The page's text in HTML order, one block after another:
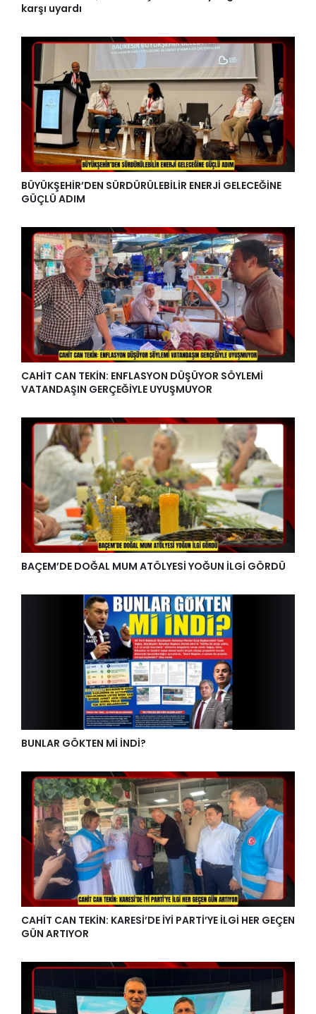
karşı uyardı
BÜYÜKŞEHİR’DEN SÜRDÜRÜLEBİLİR ENERJİ GELECEĞİNE
GÜÇLÜ ADIM
CAHİT CAN TEKİN: ENFLASYON DÜŞÜYOR SÖYLEMİ
VATANDAŞIN GERÇEĞİYLE UYUŞMUYOR
BAÇEM’DE DOĞAL MUM ATÖLYESİ YOĞUN İLGİ GÖRDÜ
BUNLAR GÖKTEN Mİ İNDİ?
CAHİT CAN TEKİN: KARESİ’DE İYİ PARTİ’YE İLGİ HER GEÇEN
GÜN ARTIYOR